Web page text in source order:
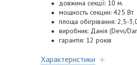
довжина секції: 10 м.
мощность секции: 425 Вт
площа обігрівання: 2,5-
виробник: Данія (Devi/
гарантія: 12 років
Характеристики